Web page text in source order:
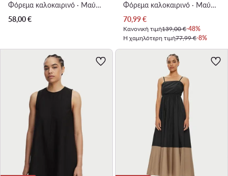
Φόρεμα καλοκαιρινό · Μαύρο · Maxi
58,00€
Φόρεμα καλοκαιρινό · Μαύρο · Midi
Τρέχουσα τιμή
70,99€
Κανονική τιμή139,00 €-48%
Η χαμηλότερη τιμή77,99 €-8%